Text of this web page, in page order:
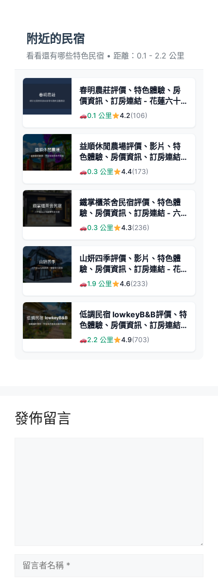
附近的民宿
看看還有哪些特色民宿 • 距離：0.1 - 2.2 公里
春明農莊評價、特色體驗、房
價資訊、訂房連結 - 花蓮六十
石山金針花民宿
0.1 公里 4.2(106)
益順休閒農場評價、影片、特
色體驗、房價資訊、訂房連結 -
溫馨農家風情與星空導覽
0.3 公里 4.4(173)
鐵掌櫃茶舍民宿評價、特色體
驗、房價資訊、訂房連結 - 六
十石山清幽茶舍
0.3 公里 4.3(236)
山妍四季評價、影片、特色體
驗、房價資訊、訂房連結 - 花
蓮六十石山景觀民宿
1.9 公里 4.6(233)
低調民宿 lowkeyB&B評價、特
色體驗、房價資訊、訂房連結 -
溫馨貓咪陪伴與手作美食
2.2 公里 4.9(703)
發佈留言